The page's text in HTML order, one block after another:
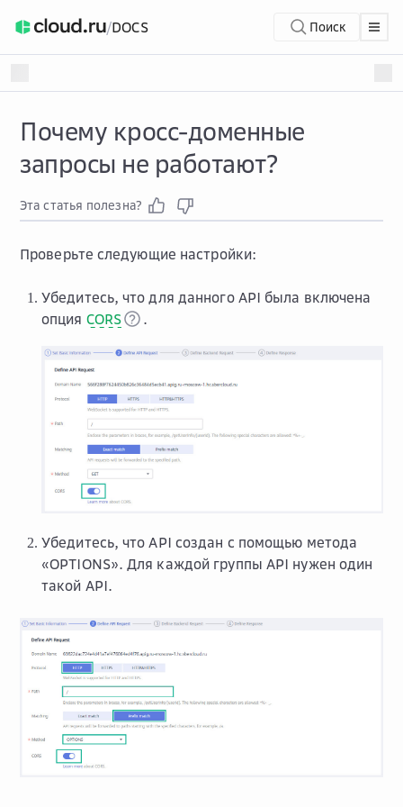
/DOCS Поиск
Почему кросс-доменные
запросы не работают?
Эта статья полезна?
Проверьте следующие настройки:
Убедитесь, что для данного API была включена
опция CORS .
Убедитесь, что API создан с помощью метода
«OPTIONS». Для каждой группы API нужен один
такой API.